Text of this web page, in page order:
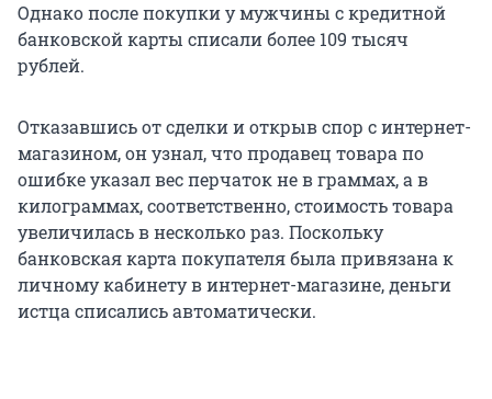
Однако после покупки у мужчины с кредитной
банковской карты списали более 109 тысяч
рублей.
Отказавшись от сделки и открыв спор с интернет-
магазином, он узнал, что продавец товара по
ошибке указал вес перчаток не в граммах, а в
килограммах, соответственно, стоимость товара
увеличилась в несколько раз. Поскольку
банковская карта покупателя была привязана к
личному кабинету в интернет-магазине, деньги
истца списались автоматически.